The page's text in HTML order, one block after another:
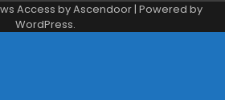
Access byAscendoor| Powered by
WordPress.